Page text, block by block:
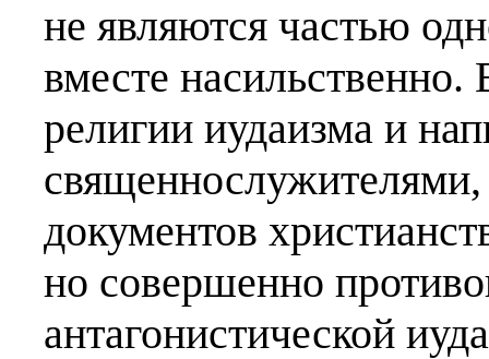
не являются частью
вместе
религии иудаизма и
документов
но совершенно
антагонистической